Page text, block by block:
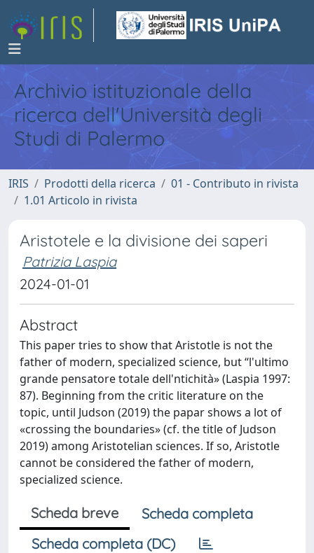
Archivio istituzionale della
ricerca dell'Università degli
Studi di Palermo
IRIS Prodotti della ricerca
01 - Contributo in rivista
1.01 Articolo in rivista
Aristotele e la divisione dei saperi
Patrizia Laspia
2024-01-01
Abstract
This paper tries to show that Aristotle is not the
father of modern, specialized science, but “l'ultimo
grande pensatore totale dell'ntichità» (Laspia 1997:
87). Beginning from the critic literature on the
topic, until Judson (2019) the papar shows a lot of
«crossing the boundaries» (cf. the title of Judson
2019) among Aristotelian sciences. If so, Aristotle
cannot be considered the father of modern,
specialized science.
Scheda breve
Scheda completa
Scheda completa (DC)